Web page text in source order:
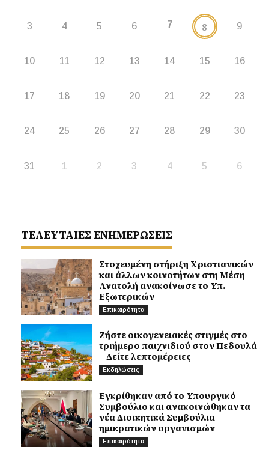
3 4 5 6 7 8 9
10 11 12 13 14 15 16
17 18 19 20 21 22 23
24 25 26 27 28 29 30
31 1 2 3 4 5 6
ΤΕΛΕΥΤΑΙΕΣ ΕΝΗΜΕΡΩΣΕΙΣ
Στοχευμένη στήριξη Χριστιανικών
και άλλων κοινοτήτων στη Μέση
Ανατολή ανακοίνωσε το Υπ.
Εξωτερικών
Επικαιρότητα
Ζήστε οικογενειακές στιγμές στο
τριήμερο παιχνιδιού στον Πεδουλά
– Δείτε λεπτομέρειες
Εκδηλώσεις
Εγκρίθηκαν από το Υπουργικό
Συμβούλιο και ανακοινώθηκαν τα
νέα Διοικητικά Συμβούλια
ημικρατικών οργανισμών
Επικαιρότητα